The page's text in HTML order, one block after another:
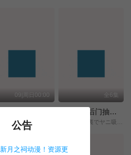
09|周日00:00 全6集
躲在超市后门抽烟的两人
公告
月之祠动漫！资源更